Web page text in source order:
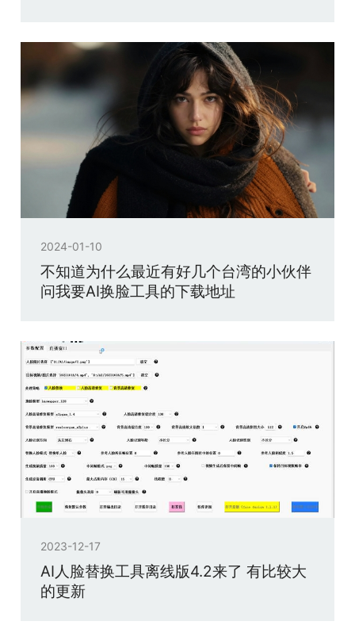
2024-01-10
不知道为什么最近有好几个台湾的小伙伴
问我要AI换脸工具的下载地址
2023-12-17
AI人脸替换工具离线版4.2来了 有比较大
的更新